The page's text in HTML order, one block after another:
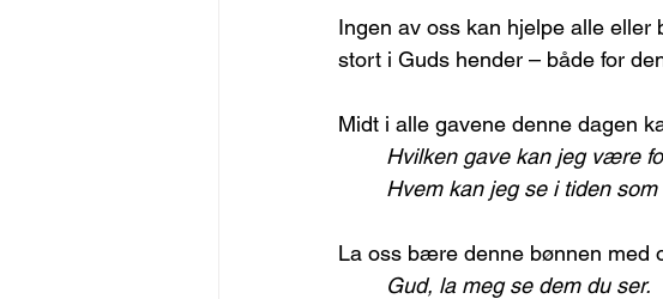
Ingen av oss kan hjelpe alle
stort i Guds hender – både for
Midt i alle gavene denne dagen
Hvilken gave kan jeg være
Hvem kan jeg se i tiden
La oss bære denne bønnen med
Gud, la meg se dem du ser.